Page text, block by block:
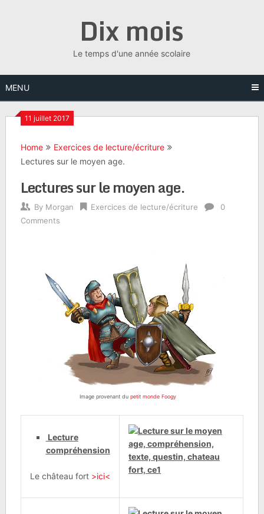
Dix mois
Le temps d'une année scolaire
MENU
11 juillet 2017
Home
Exercices de lecture/écriture
Lectures sur le moyen age.
Lectures sur le moyen age.
By Morgan Exercices de lecture/écriture
0
Comments
Image provenant du petit monde Foogy
Lecture
compréhension
Le château fort >ici<